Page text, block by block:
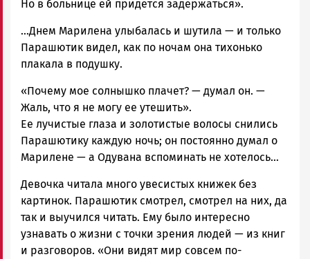
Но в больнице ей придется задержаться».
…Днем Марилена улыбалась и шутила — и только
Парашютик видел, как по ночам она тихонько
плакала в подушку.
«Почему мое солнышко плачет? — думал он. —
Жаль, что я не могу ее утешить».
Ее лучистые глаза и золотистые волосы снились
Парашютику каждую ночь; он постоянно думал о
Марилене — а Одувана вспоминать не хотелось…
Девочка читала много увесистых книжек без
картинок. Парашютик смотрел, смотрел на них, да
так и выучился читать. Ему было интересно
узнавать о жизни с точки зрения людей — из книг
и разговоров. «Они видят мир совсем по-